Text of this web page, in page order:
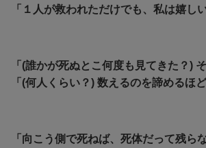
「１人が救われただけでも、私は嬉しい
「(誰かが死ぬとこ何度も見てきた？) そ
「(何人くらい？) 数えるのを諦めるほど
「向こう側で死ねば、死体だって残らな